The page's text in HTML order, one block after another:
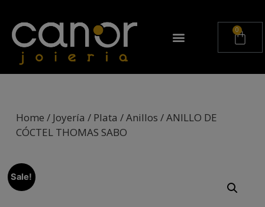
Home / Joyería / Plata /Anillos / ANILLO DE
CÓCTEL THOMAS SABO
Sale!